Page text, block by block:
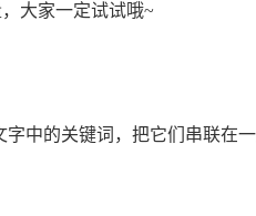
大家一定试试哦~
中的关键词，把它们串联在